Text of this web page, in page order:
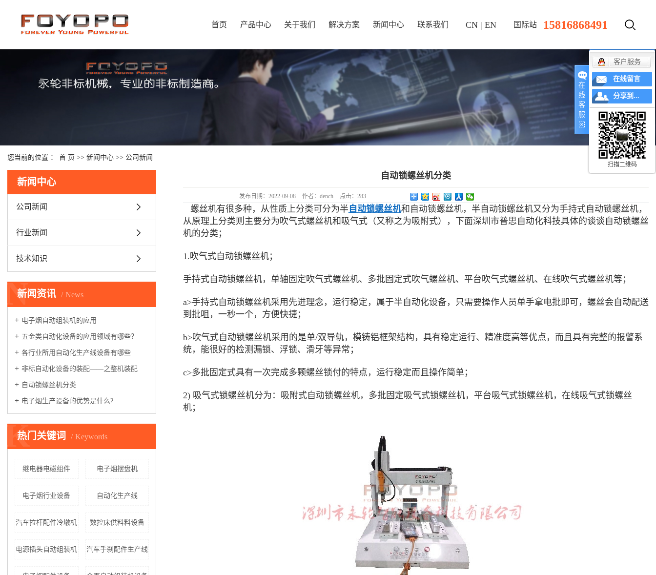
首页 产品中心 关于我们 解决方案 新闻中心 联系我们 CN |EN 国际站 15816868491
您当前的位置 ： 首 页 >> 新闻中心 >> 公司新闻
新闻中心
公司新闻
行业新闻
技术知识
新闻资讯 News
N
电子烟自动组装机的应用
五金类自动化设备的应用领域有哪些？
各行业所用自动化生产线设备有哪些
非标自动化设备的装配——之整机装配
自动锁螺丝机分类
电子烟生产设备的优势是什么?
热门关键词 Keywords
K
继电器电磁组件 电子烟摆盘机
电子烟行业设备 自动化生产线
汽车拉杆配件冷墩机 数控床供料料设备
电源插头自动组装机 汽车手刹配件生产线
自动锁螺丝机分类
发布日期： 2022-09-08 作者： dench 点击： 283
螺丝机有很多种，从性质上分类可分为半 自动锁螺丝机和自动锁螺丝机，半自动锁螺丝机又分为手持式自动锁螺丝机，
从原理上分类则主要分为吹气式螺丝机和吸气式（又称之为吸附式），下面深圳市普思自动化科技具体的谈谈自动锁螺丝
机的分类；
1.吹气式自动锁螺丝机；
手持式自动锁螺丝机，单轴固定吹气式螺丝机、多批固定式吹气螺丝机、平台吹气式螺丝机、在线吹气式螺丝机等；
a>手持式自动锁螺丝机采用先进理念，运行稳定，属于半自动化设备，只需要操作人员单手拿电批即可，螺丝会自动配送
到批咀，一秒一个，方便快捷；
b>吹气式自动锁螺丝机采用的是单/双导轨，模铸铝框架结构，具有稳定运行、精准度高等优点，而且具有完整的报警系
统，能很好的检测漏锁、浮锁、滑牙等异常；
c>多批固定式具有一次完成多颗螺丝锁付的特点，运行稳定而且操作简单；
2) 吸气式锁螺丝机分为：吸附式自动锁螺丝机，多批固定吸气式锁螺丝机，平台吸气式锁螺丝机，在线吸气式锁螺丝
机；
在
线
客
服
客户服务
在线留言
分享到...
扫描二维码